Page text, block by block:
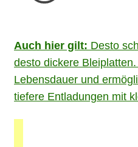
Auch hier gilt: Desto
desto dickere
Lebensdauer und
tiefere Entladungen mit